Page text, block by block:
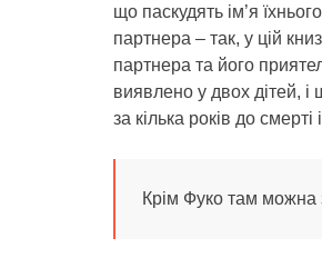
що паскудять ім’я
партнера – так, у цій
партнера та його
виявлено у двох дітей,
за кілька років до
Крім Фуко там можна